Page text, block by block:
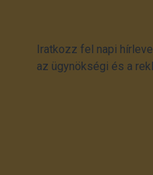
Iratkozz fel napi
az ügynökségi és a